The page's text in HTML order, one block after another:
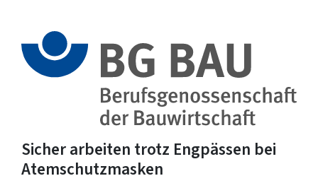
Sicher arbeiten trotz Engpässen bei
Atemschutzmasken